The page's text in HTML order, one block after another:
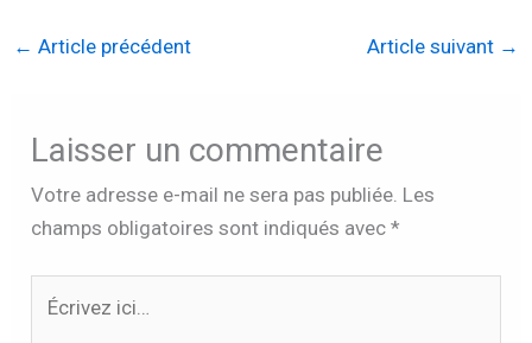
← Article précédent Article suivant →
Laisser un commentaire
Votre adresse e-mail ne sera pas publiée. Les
champs obligatoires sont indiqués avec*